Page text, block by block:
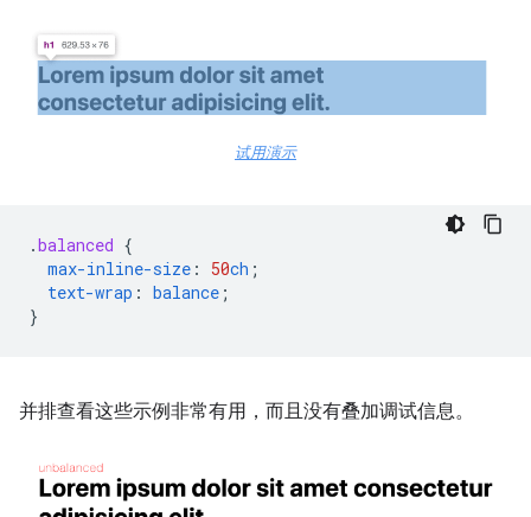
试用演示
.balanced {
max-inline-size : 50ch ;
text-wrap : balance ;
}
并排查看这些示例非常有用，而且没有叠加调试信息。